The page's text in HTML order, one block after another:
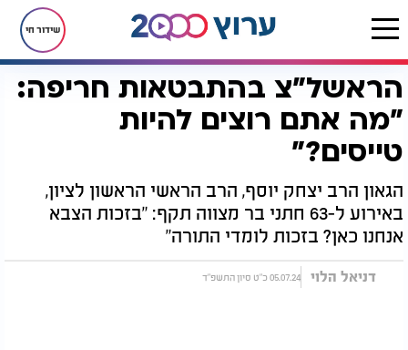
שידור חי
דף הבית חדשות חדשות בארץ הראשל"צ בהתבטאות חריפה: "מה אתם רוצים להיות טייסים?"
הראשל"צ בהתבטאות חריפה:
"מה אתם רוצים להיות
טייסים?"
הגאון הרב יצחק יוסף, הרב הראשי הראשון לציון,
באירוע ל-63 חתני בר מצווה תקף: "בזכות הצבא
אנחנו כאן? בזכות לומדי התורה"
דניאל הלוי 05.07.24 כ"ט סיון התשפ"ד